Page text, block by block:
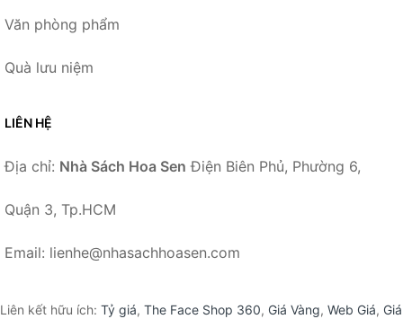
Văn phòng phẩm
Quà lưu niệm
LIÊN HỆ
Địa chỉ: Nhà Sách Hoa Sen Điện Biên Phủ, Phường 6,
Quận 3, Tp.HCM
Email: lienhe@nhasachhoasen.com
Liên kết hữu ích: Tỷ giá, The Face Shop 360, Giá Vàng, Web Giá, Giá